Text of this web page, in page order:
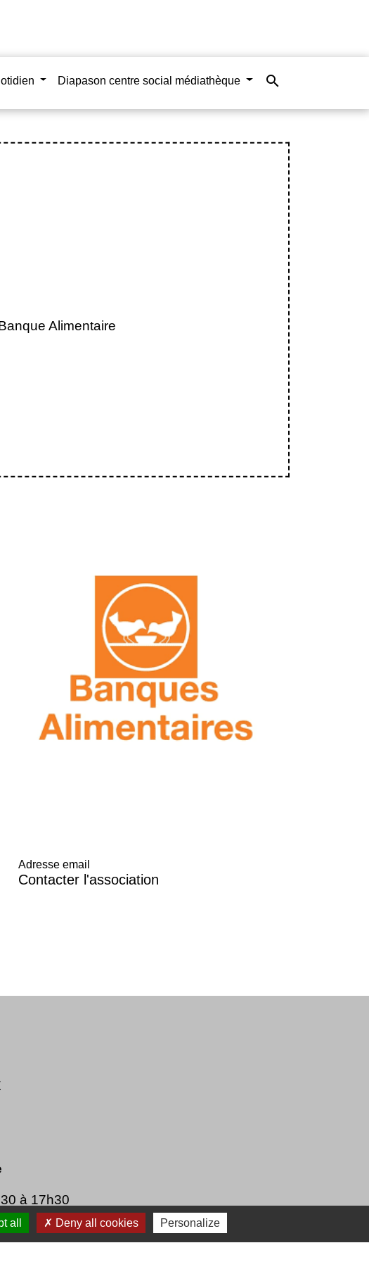
Diapason centre social médiathèque search
Alimentaire
Adresse email
Contacter l'association
à 17h30
vous
all Deny all cookies Personalize